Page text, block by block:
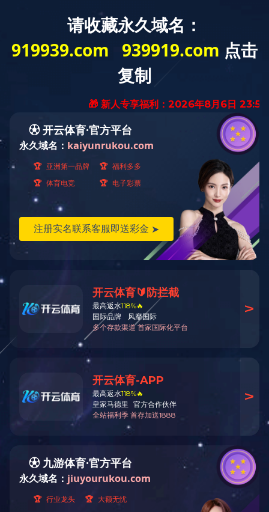
PRODUCTS CENTER
— 产品中心 —
杀虫系列 除草系列
您的当前位置：首页>产品中心
72%吡蚜酮.异丙威水分散粒剂 4.3%高氟氯氰.甲维盐乳油
22%井冈.杀虫双水剂